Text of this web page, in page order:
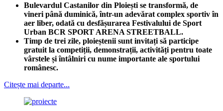
Bulevardul Castanilor din Ploiești se transformă, de
vineri până duminică, într-un adevărat complex sportiv în
aer liber, odată cu desfășurarea Festivalului de Sport
Urban BCR SPORT ARENA STREETBALL.
Timp de trei zile, ploieștenii sunt invitați să participe
gratuit la competiții, demonstrații, activități pentru toate
vârstele și întâlniri cu nume importante ale sportului
românesc.
Citește mai departe...